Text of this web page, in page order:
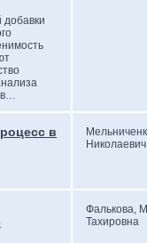
в
Николаевич
Фалькова,
Тахировна